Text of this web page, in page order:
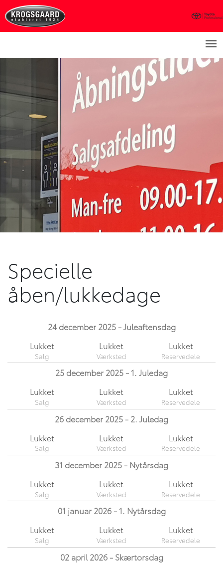
Specielle
åben/lukkedage
24 december 2025 - Juleaftensdag
Lukket
Lukket Lukket
25 december 2025 - 1. Juledag
Lukket
Lukket Lukket
26 december 2025 - 2. Juledag
Lukket
Lukket Lukket
31 december 2025 - Nytårsdag
Lukket
Lukket Lukket
01 januar 2026 - 1. Nytårsdag
Lukket
Lukket Lukket
02 april 2026 - Skærtorsdag